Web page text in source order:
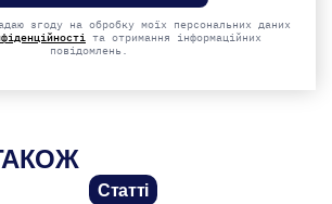
згоду на обробку моїх персональних даних
та отримання інформаційних
повідомлень.
Статті